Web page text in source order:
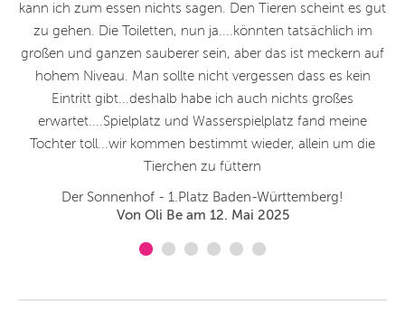
kann ich zum essen nichts sagen. Den Tieren scheint es gut
zu gehen. Die Toiletten, nun ja....könnten tatsächlich im
großen und ganzen sauberer sein, aber das ist meckern auf
hohem Niveau. Man sollte nicht vergessen dass es kein
Eintritt gibt...deshalb habe ich auch nichts großes
erwartet....Spielplatz und Wasserspielplatz fand meine
Tochter toll...wir kommen bestimmt wieder, allein um die
Tierchen zu füttern
Der Sonnenhof - 1.Platz Baden-Württemberg!
Von Oli Be am 12. Mai 2025